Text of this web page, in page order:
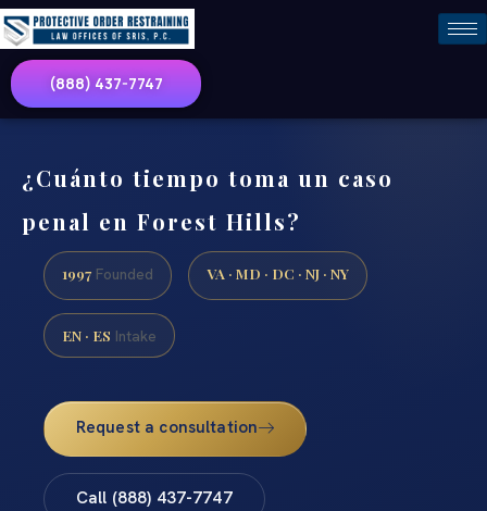
(888) 437-7747
¿Cuánto tiempo toma un caso
penal en Forest Hills?
1997 Founded VA · MD · DC · NJ · NY
EN · ES Intake
Request a consultation
Call (888) 437-7747